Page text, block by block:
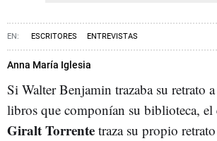
ESCRITORES ENTREVISTAS
Anna María Iglesia
Si Walter Benjamin trazaba su retrato
libros que componían su biblioteca, el
Giralt Torrente traza su propio